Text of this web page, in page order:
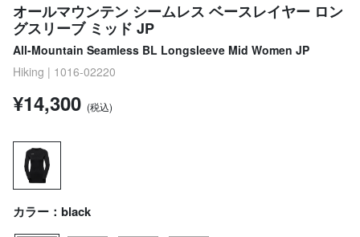
オールマウンテン シームレス ベースレイヤー ロン
グスリーブ ミッド JP
All-Mountain Seamless BL Longsleeve Mid Women JP
Hiking | 1016-02220
¥14,300 (税込)
カラー：black